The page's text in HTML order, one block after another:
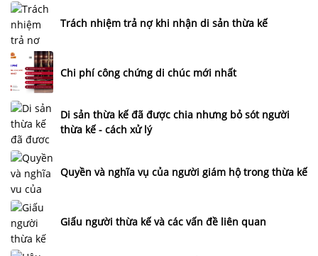
Trách nhiệm trả nợ khi nhận di sản thừa kế
Chi phí công chứng di chúc mới nhất
Di sản thừa kế đã được chia nhưng bỏ sót người
thừa kế - cách xử lý
Quyền và nghĩa vụ của người giám hộ trong thừa kế
Giấu người thừa kế và các vấn đề liên quan